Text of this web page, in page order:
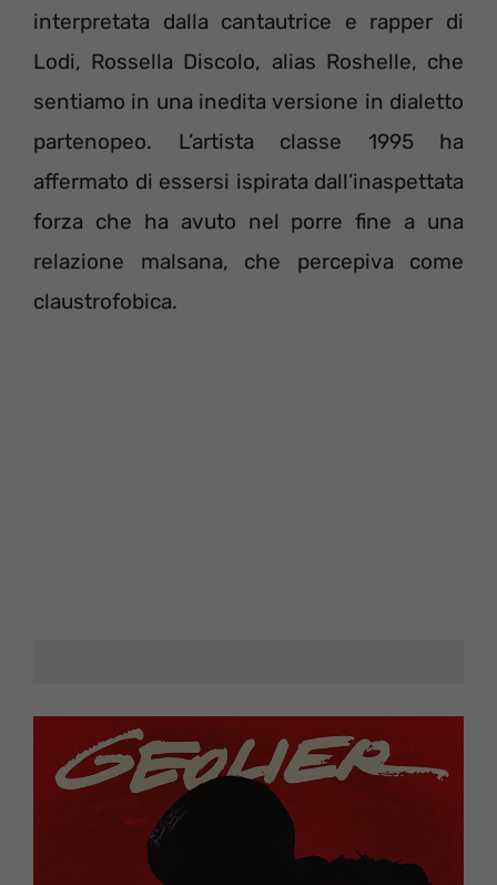
interpretata dalla cantautrice e rapper di
Lodi, Rossella Discolo, alias Roshelle, che
sentiamo in una inedita versione in dialetto
partenopeo. L’artista classe 1995 ha
affermato di essersi ispirata dall’inaspettata
forza che ha avuto nel porre fine a una
relazione malsana, che percepiva come
claustrofobica.